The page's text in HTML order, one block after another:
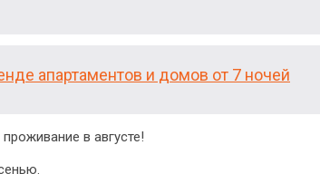
апартаментов и домов от 7 ночей
в августе!